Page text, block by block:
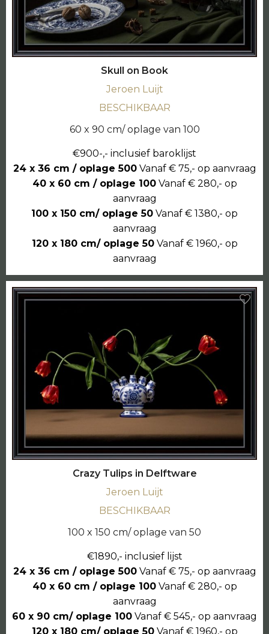
Skull on Book
Jeroen Luijt
BESCHIKBAAR
60 x 90 cm/ oplage van 100
€900-,- inclusief baroklijst
24 x 36 cm / oplage 500Vanaf € 75,- op aanvraag
40 x 60 cm / oplage 100Vanaf € 280,- op
aanvraag
100 x 150 cm/ oplage 50 Vanaf € 1380,- op
aanvraag
120 x 180 cm/ oplage 50Vanaf € 1960,- op
aanvraag
Crazy Tulips in Delftware
Jeroen Luijt
BESCHIKBAAR
100 x 150 cm/ oplage van 50
€1890,- inclusief lijst
24 x 36 cm / oplage 500Vanaf € 75,- op aanvraag
40 x 60 cm / oplage 100Vanaf € 280,- op
aanvraag
60 x 90 cm/ oplage 100 Vanaf € 545,- op aanvraag
120 x 180 cm/ oplage 50Vanaf € 1960,- op